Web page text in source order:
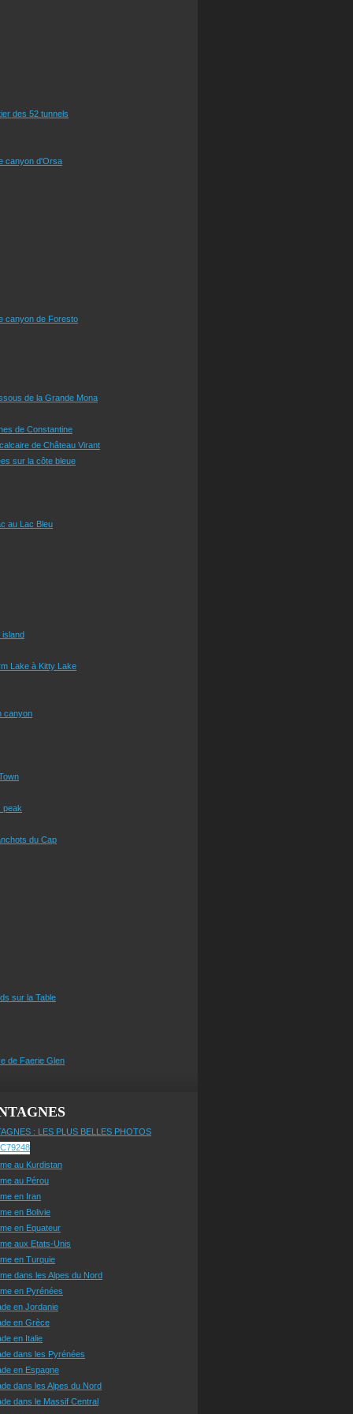
des 52 tunnels
canyon d'Orsa
canyon de Foresto
de la Grande Mona
de Constantine
de Château Virant
sur la côte bleue
au Lac Bleu
island
Lake à Kitty Lake
canyon
peak
du Cap
sur la Table
de Faerie Glen
: LES PLUS BELLES PHOTOS
au Kurdistan
au Pérou
en Iran
en Bolivie
en Equateur
aux Etats-Unis
en Turquie
dans les Alpes du Nord
en Pyrénées
en Jordanie
en Grèce
en Italie
dans les Pyrénées
en Espagne
dans les Alpes du Nord
dans le Massif Central